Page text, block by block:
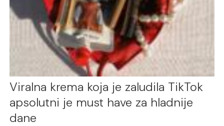
Viralna krema koja je zaludila TikTok
apsolutni je must have za hladnije
dane